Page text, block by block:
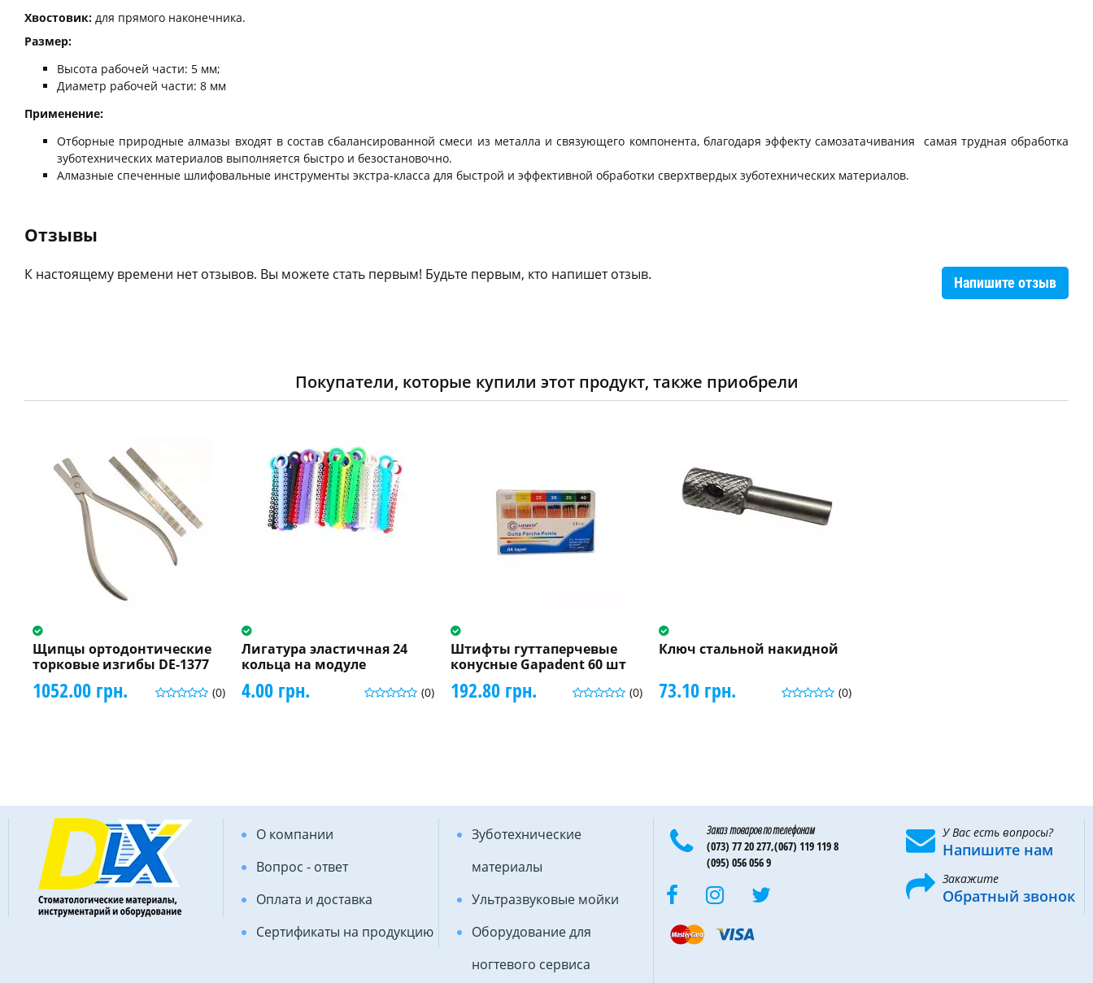
Хвостовик: для прямого наконечника.
Размер:
Высота рабочей части: 5 мм;
Диаметр рабочей части: 8 мм
Применение:
Отборные природные алмазы входят в состав сбалансированной смеси из металла и связующего компонента, благодаря эффекту самозатачивания самая трудная обработка
зуботехнических материалов выполняется быстро и безостановочно.
Алмазные спеченные шлифовальные инструменты экстра-класса для быстрой и эффективной обработки сверхтвердых зуботехнических материалов.
Отзывы
Напишите отзыв
К настоящему времени нет отзывов. Вы можете стать первым! Будьте первым, кто напишет отзыв.
Покупатели, которые купили этот продукт, также приобрели
Щипцы ортодонтические
торковые изгибы DE-1377
(0)
1052.00 грн.
Лигатура эластичная 24
кольца на модуле
(0)
4.00 грн.
Штифты гуттаперчевые
конусные Gapadent 60 шт
(0)
192.80 грн.
Ключ стальной накидной
(0)
73.10 грн.
О компании
Вопрос - ответ
Оплата и доставка
Сертификаты на продукцию
Зуботехнические
материалы
Ультразвуковые мойки
Оборудование для
ногтевого сервиса
Заказ товаров по телефонам
(073) 77 20 277,(067) 119 119 8
(095) 056 056 9
У Вас есть вопросы?
Напишите нам
Закажите
Обратный звонок